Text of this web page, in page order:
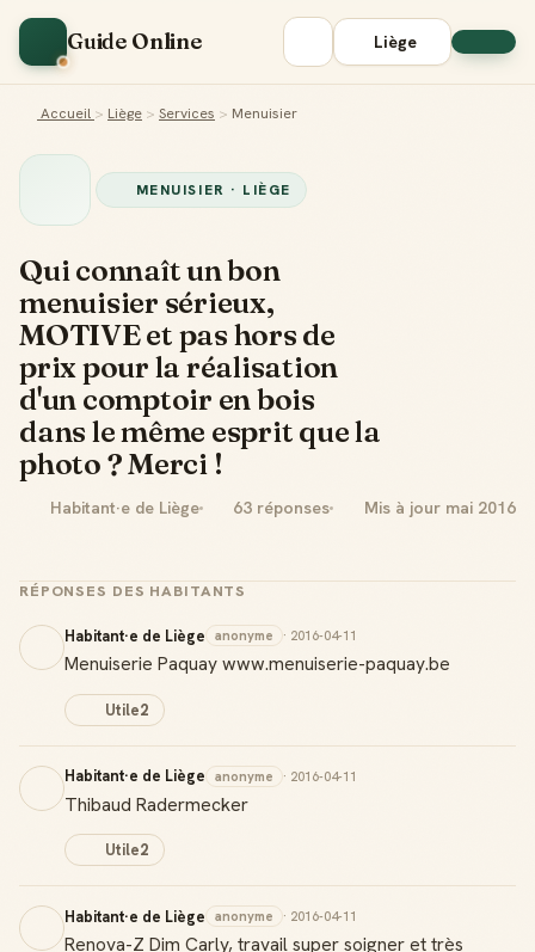
Guide Online Liège
Accueil > Liège > Services > Menuisier
MENUISIER · LIÈGE
Qui connaît un bon
menuisier sérieux,
MOTIVE et pas hors de
prix pour la réalisation
d'un comptoir en bois
dans le même esprit que la
photo ? Merci !
Habitant·e de Liège 63 réponses Mis à jour mai 2016
RÉPONSES DES HABITANTS
Habitant·e de Liège anonyme · 2016-04-11
Menuiserie Paquay www.menuiserie-paquay.be
Utile2
Habitant·e de Liège anonyme · 2016-04-11
Thibaud Radermecker
Utile2
Habitant·e de Liège anonyme · 2016-04-11
Renova-Z Dim Carly, travail super soigner et très